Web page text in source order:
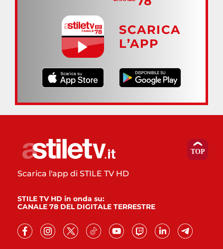
SCARICA
L’APP
Scarica l'app di STILE TV HD
STILE TV HD in onda su:
CANALE 78 DEL DIGITALE TERRESTRE